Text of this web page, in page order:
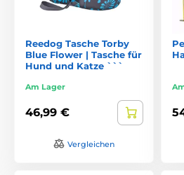
Reedog Tasche Torby
Blue Flower | Tasche für
Hund und Katze ```
Am Lager
46,99 €
Vergleichen